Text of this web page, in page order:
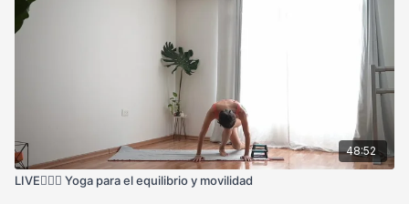
48:52
LIVE🧘🏻‍♀️ Yoga para el equilibrio y movilidad